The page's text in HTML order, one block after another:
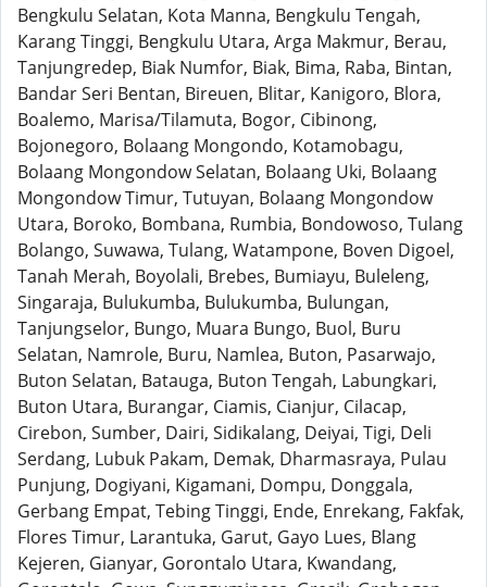
Bengkulu Selatan, Kota Manna, Bengkulu Tengah,
Karang Tinggi, Bengkulu Utara, Arga Makmur, Berau,
Tanjungredep, Biak Numfor, Biak, Bima, Raba, Bintan,
Bandar Seri Bentan, Bireuen, Blitar, Kanigoro, Blora,
Boalemo, Marisa/Tilamuta, Bogor, Cibinong,
Bojonegoro, Bolaang Mongondo, Kotamobagu,
Bolaang Mongondow Selatan, Bolaang Uki, Bolaang
Mongondow Timur, Tutuyan, Bolaang Mongondow
Utara, Boroko, Bombana, Rumbia, Bondowoso, Tulang
Bolango, Suwawa, Tulang, Watampone, Boven Digoel,
Tanah Merah, Boyolali, Brebes, Bumiayu, Buleleng,
Singaraja, Bulukumba, Bulukumba, Bulungan,
Tanjungselor, Bungo, Muara Bungo, Buol, Buru
Selatan, Namrole, Buru, Namlea, Buton, Pasarwajo,
Buton Selatan, Batauga, Buton Tengah, Labungkari,
Buton Utara, Burangar, Ciamis, Cianjur, Cilacap,
Cirebon, Sumber, Dairi, Sidikalang, Deiyai, Tigi, Deli
Serdang, Lubuk Pakam, Demak, Dharmasraya, Pulau
Punjung, Dogiyani, Kigamani, Dompu, Donggala,
Gerbang Empat, Tebing Tinggi, Ende, Enrekang, Fakfak,
Flores Timur, Larantuka, Garut, Gayo Lues, Blang
Kejeren, Gianyar, Gorontalo Utara, Kwandang,